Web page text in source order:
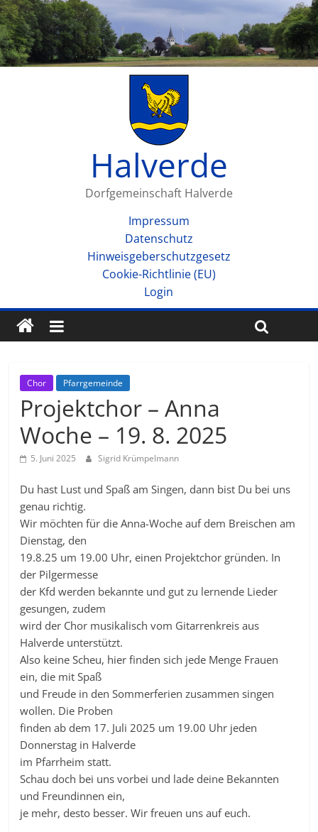
Halverde
Dorfgemeinschaft Halverde
Impressum
Datenschutz
Hinweisgeberschutzgesetz
Cookie-Richtlinie (EU)
Login
Chor Pfarrgemeinde
Projektchor – Anna
Woche – 19. 8. 2025
5. Juni 2025 Sigrid Krümpelmann
Du hast Lust und Spaß am Singen, dann bist Du bei uns
genau richtig.
Wir möchten für die Anna-Woche auf dem Breischen am
Dienstag, den
19.8.25 um 19.00 Uhr, einen Projektchor gründen. In
der Pilgermesse
der Kfd werden bekannte und gut zu lernende Lieder
gesungen, zudem
wird der Chor musikalisch vom Gitarrenkreis aus
Halverde unterstützt.
Also keine Scheu, hier finden sich jede Menge Frauen
ein, die mit Spaß
und Freude in den Sommerferien zusammen singen
wollen. Die Proben
finden ab dem 17. Juli 2025 um 19.00 Uhr jeden
Donnerstag in Halverde
im Pfarrheim statt.
Schau doch bei uns vorbei und lade deine Bekannten
und Freundinnen ein,
je mehr, desto besser. Wir freuen uns auf euch.